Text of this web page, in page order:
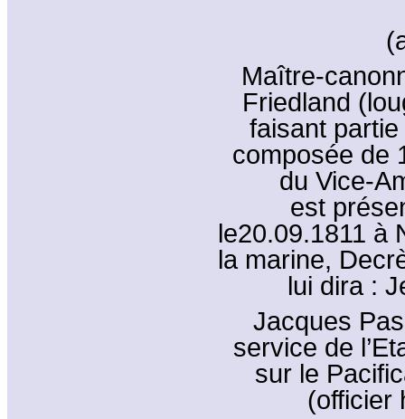
Maître-
Friedland
faisant partie
composée de
du Vice-
est
le20.09.1811 à
la marine,
lui dira :
Jacques
service de
sur le
(officier